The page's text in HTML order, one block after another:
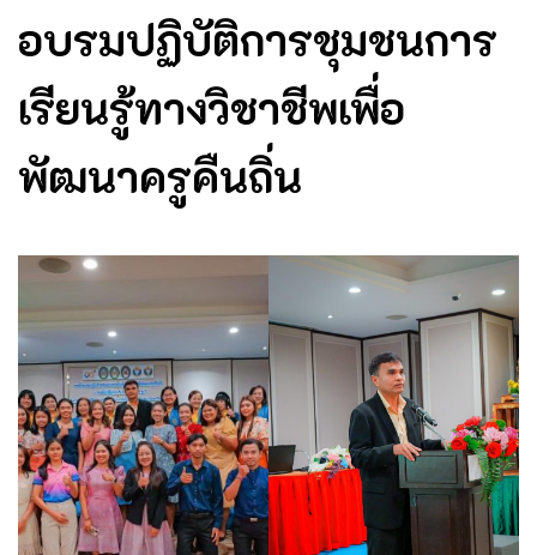
อบรมปฏิบัติการชุมชนการ
เรียนรู้ทางวิชาชีพเพื่อ
พัฒนาครูคืนถิ่น